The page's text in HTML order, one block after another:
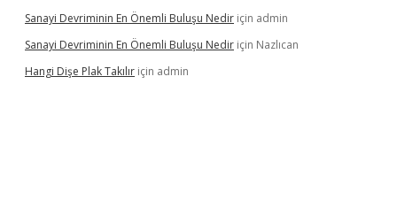
Sanayi Devriminin En Önemli Buluşu Nedir için admin
Sanayi Devriminin En Önemli Buluşu Nedir için Nazlıcan
Hangi Dişe Plak Takılır için admin